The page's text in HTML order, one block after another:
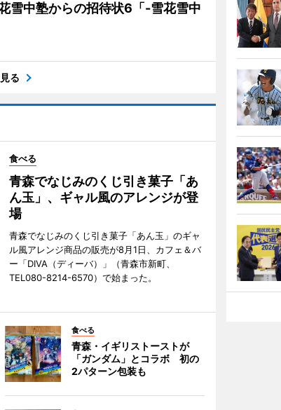
雪中塾からの招待状6「-雪花雪中
る
食べる
青森でなじみのくじ引き菓子「あ
ん玉」、ギャル風のアレンジが登
場
青森でなじみのくじ引き菓子「あん玉」のギャ
ル風アレンジ商品の販売が8月1日、カフェ＆バ
ー「DIVA（ディーバ）」（青森市新町、
TEL080-8214-6570）で始まった。
食べる
青森・イギリストーストが
「ガンダム」とコラボ 初の
2パターン包装も